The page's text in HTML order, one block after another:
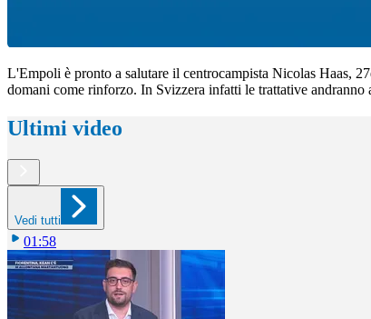
L'Empoli è pronto a salutare il centrocampista Nicolas Haas,
domani come rinforzo. In Svizzera infatti le trattative andranno
Ultimi video
Vedi tutti
01:58